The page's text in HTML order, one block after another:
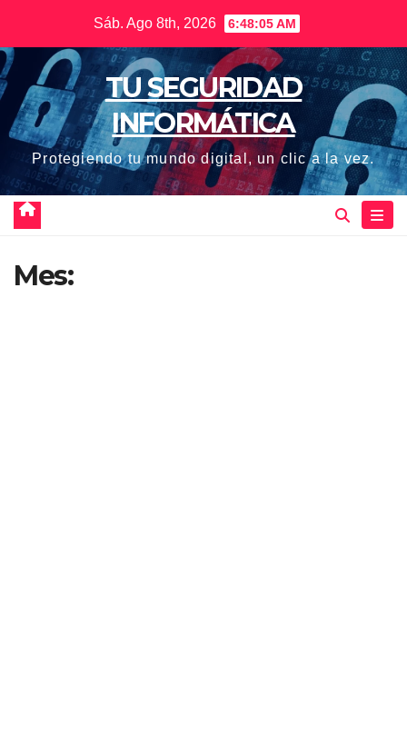
contenido
Sáb. Ago 8th, 2026 6:48:06 AM
TU SEGURIDAD
INFORMÁTICA
Protegiendo tu mundo digital, un clic a la vez.
Mes: